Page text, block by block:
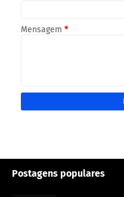
Mensagem *
Postagens populares